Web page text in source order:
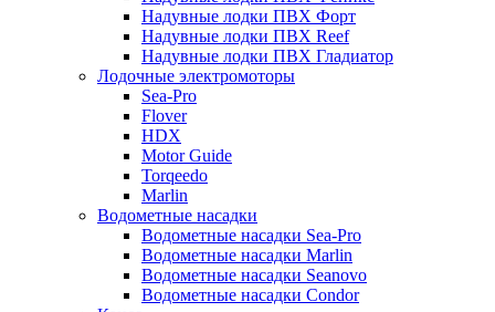
Надувные лодки ПВХ Форт
Надувные лодки ПВХ Reef
Надувные лодки ПВХ Гладиатор
Лодочные электромоторы
Sea-Pro
Flover
HDX
Motor Guide
Torqeedo
Marlin
Водометные насадки
Водометные насадки Sea-Pro
Водометные насадки Marlin
Водометные насадки Seanovo
Водометные насадки Condor